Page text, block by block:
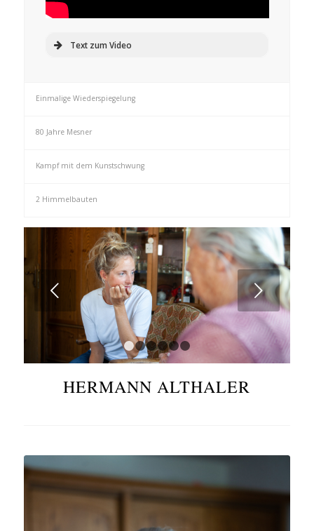
Text zum Video
Einmalige Wiederspiegelung
80 Jahre Mesner
Kampf mit dem Kunstschwung
2 Himmelbauten
Weiter
5 6
HERMANN ALTHALER